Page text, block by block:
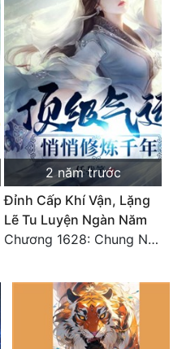
2 năm trước
Đỉnh Cấp Khí Vận, Lặng
Lẽ Tu Luyện Ngàn Năm
Chương 1628: Chung Nguyên Chí Cao (2)